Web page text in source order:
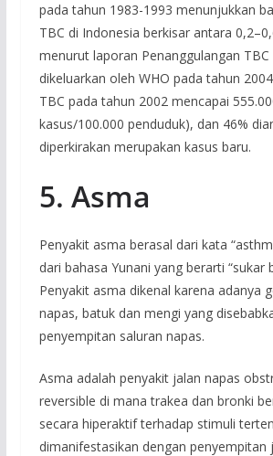
pada tahun 1983-1993 menunjukkan
TBC di Indonesia berkisar antara
menurut laporan Penanggulangan TBC
dikeluarkan oleh WHO pada tahun
TBC pada tahun 2002 mencapai
kasus/100.000 penduduk), dan 46%
diperkirakan merupakan kasus baru.
5. Asma
Penyakit asma berasal dari kata
dari bahasa Yunani yang berarti “sukar
Penyakit asma dikenal karena adanya
napas, batuk dan mengi yang
penyempitan saluran napas.
Asma adalah penyakit jalan napas
reversible di mana trakea dan bronki
secara hiperaktif terhadap stimuli
dimanifestasikan dengan penyempitan